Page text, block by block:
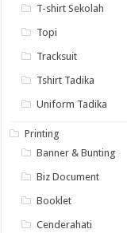
T-shirt Sekolah
Topi
Tracksuit
Tshirt Tadika
Uniform Tadika
Printing
Banner & Bunting
Biz Document
Booklet
Cenderahati